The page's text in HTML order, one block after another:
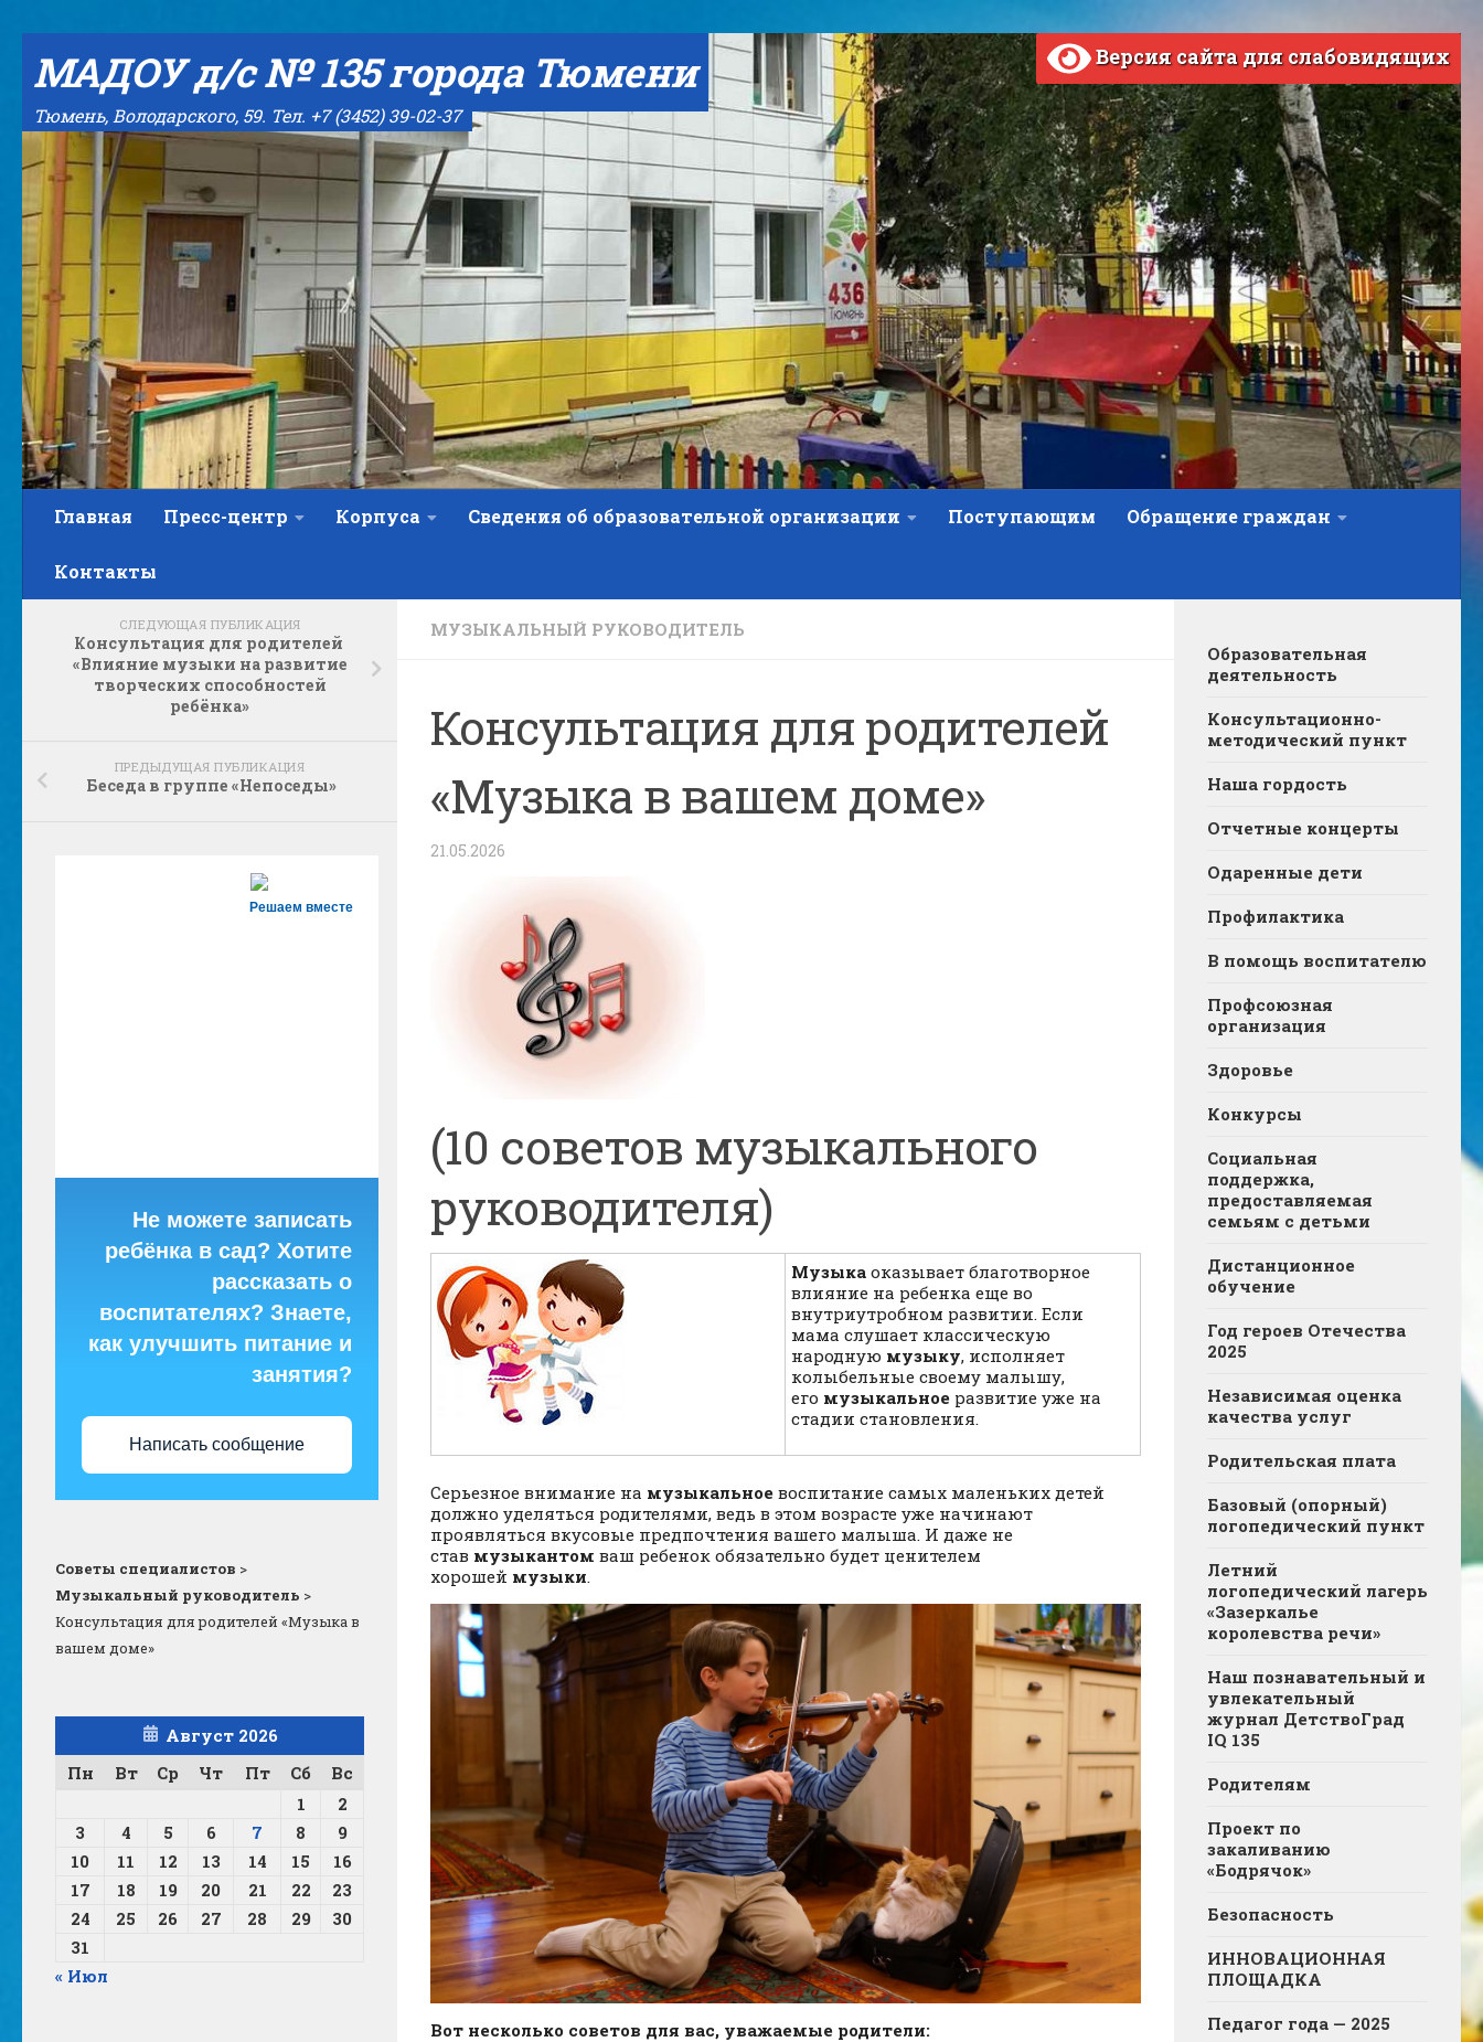
Skip to content
МАДОУ д/с № 135 города Тюмени
Тюмень, Володарского, 59. Тел. +7 (3452) 39-02-37
Версия сайта для слабовидящих
Главная Пресс-центр Корпуса Сведения об образовательной организации Поступающим Обращение граждан
Контакты
МУЗЫКАЛЬНЫЙ РУКОВОДИТЕЛЬ
Консультация для родителей
«Музыка в вашем доме»
21.05.2026
(10 советов музыкального
руководителя)
Музыка оказывает благотворное
влияние на ребенка еще во
внутриутробном развитии. Если
мама слушает классическую
народную музыку, исполняет
колыбельные своему малышу,
его музыкальное развитие уже на
стадии становления.
Серьезное внимание на музыкальное воспитание самых маленьких детей
должно уделяться родителями, ведь в этом возрасте уже начинают
проявляться вкусовые предпочтения вашего малыша. И даже не
став музыкантом ваш ребенок обязательно будет ценителем
хорошей музыки.
Вот несколько советов для вас, уважаемые родители:
СЛЕДУЮЩАЯ ПУБЛИКАЦИЯ
Консультация для родителей
«Влияние музыки на развитие
творческих способностей
ребёнка»
ПРЕДЫДУЩАЯ ПУБЛИКАЦИЯ
Беседа в группе «Непоседы»
Решаем вместе
Не можете записать
ребёнка в сад? Хотите
рассказать о
воспитателях? Знаете,
как улучшить питание и
занятия?
Написать сообщение
Советы специалистов >
Музыкальный руководитель >
Консультация для родителей «Музыка в
вашем доме»
Август 2026
Пн
Вт Ср Чт Пт Сб
Вс
1
2
3
4 5 6 7 8
9
10
11 12 13 14 15
16
17
18 19 20 21 22
23
24
25 26 27 28 29
30
31
« Июл
Образовательная
деятельность
Консультационно-
методический пункт
Наша гордость
Отчетные концерты
Одаренные дети
Профилактика
В помощь воспитателю
Профсоюзная
организация
Здоровье
Конкурсы
Социальная
поддержка,
предоставляемая
семьям с детьми
Дистанционное
обучение
Год героев Отечества
2025
Независимая оценка
качества услуг
Родительская плата
Базовый (опорный)
логопедический пункт
Летний
логопедический лагерь
«Зазеркалье
королевства речи»
Наш познавательный и
увлекательный
журнал ДетствоГрад
IQ 135
Родителям
Проект по
закаливанию
«Бодрячок»
Безопасность
ИННОВАЦИОННАЯ
ПЛОЩАДКА
Педагог года — 2025